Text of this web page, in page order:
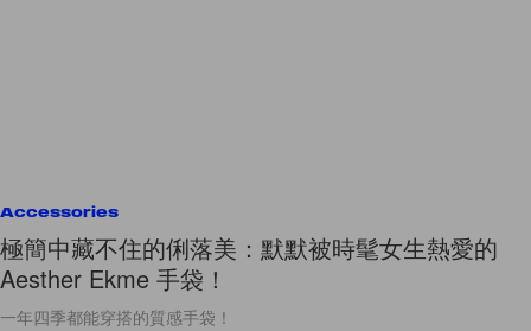
Accessories
極簡中藏不住的俐落美：默默被時髦女生熱愛的
Aesther Ekme 手袋！
一年四季都能穿搭的質感手袋！